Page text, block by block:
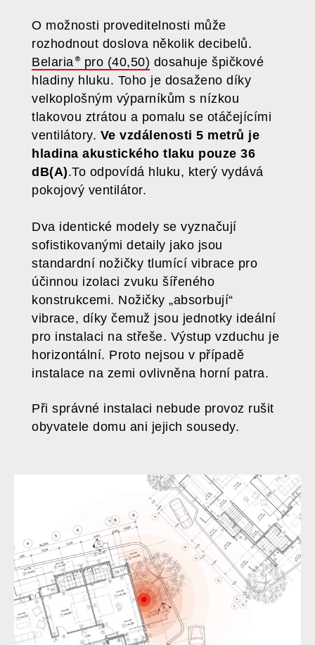
O možnosti proveditelnosti může
rozhodnout doslova několik decibelů.
Belaria
pro (40,50) dosahuje špičkové
hladiny hluku. Toho je dosaženo díky
velkoplošným výparníkům s nízkou
tlakovou ztrátou a pomalu se otáčejícími
ventilátory. Ve vzdálenosti 5 metrů je
hladina akustického tlaku pouze 36
dB(A).To odpovídá hluku, který vydává
pokojový ventilátor.
Dva identické modely se vyznačují
sofistikovanými detaily jako jsou
standardní nožičky tlumící vibrace pro
účinnou izolaci zvuku šířeného
konstrukcemi. Nožičky „absorbují“
vibrace, díky čemuž jsou jednotky ideální
pro instalaci na střeše. Výstup vzduchu je
horizontální. Proto nejsou v případě
instalace na zemi ovlivněna horní patra.
Při správné instalaci nebude provoz rušit
obyvatele domu ani jejich sousedy.